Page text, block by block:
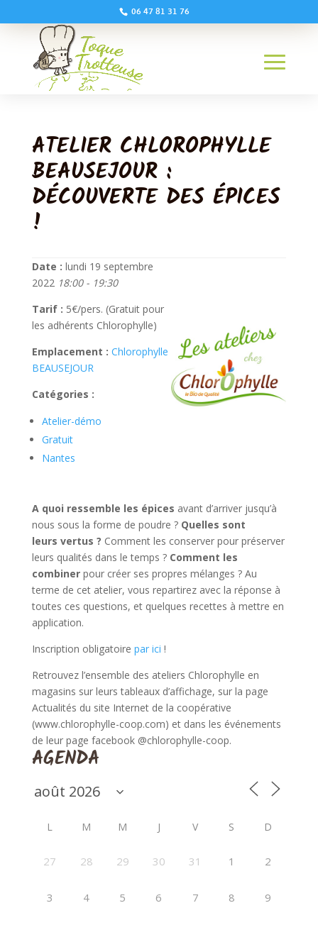
06 47 81 31 76
ATELIER CHLOROPHYLLE
BEAUSEJOUR :
DÉCOUVERTE DES ÉPICES
!
Date : lundi 19 septembre
2022 18:00 - 19:30
Tarif : 5€/pers. (Gratuit pour
les adhérents Chlorophylle)
Emplacement : Chlorophylle
BEAUSEJOUR
Catégories :
Atelier-démo
Gratuit
Nantes
A quoi ressemble les épices avant d’arriver jusqu’à
nous sous la forme de poudre ? Quelles sont
leurs vertus ? Comment les conserver pour préserver
leurs qualités dans le temps ? Comment les
combinerpour créer ses propres mélanges ? Au
terme de cet atelier, vous repartirez avec la réponse à
toutes ces questions, et quelques recettes à mettre en
application.
Inscription obligatoire par ici !
Retrouvez l’ensemble des ateliers Chlorophylle en
magasins sur leurs tableaux d’affichage, sur la page
Actualités du site Internet de la coopérative
(www.chlorophylle-coop.com) et dans les événements
de leur page facebook @chlorophylle-coop.
AGENDA
L M M J V S D
27 28 29 30 31 1 2
3 4 5 6 7 8 9